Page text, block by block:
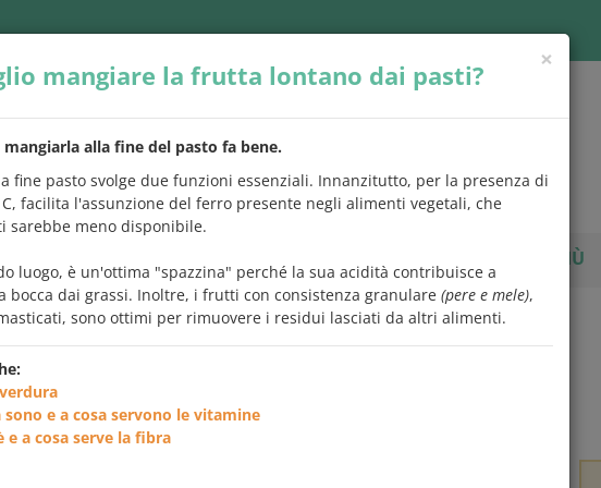
PER SAPERNE DI PIÙ
le domande c'è quella che ti interessa
motore di ricerca. Ma se vuoi, puoi anche leggerle tutte.
×
mangiare la frutta lontano dai pasti?
mangiarla alla fine del pasto fa bene.
fine pasto svolge due funzioni essenziali. Innanzitutto, per la presenza di
facilita l'assunzione del ferro presente negli alimenti vegetali, che
sarebbe meno disponibile.
luogo, è un'ottima "spazzina" perché la sua acidità contribuisce a
bocca dai grassi. Inoltre, i frutti con consistenza granulare (pere e mele),
sono ottimi per rimuovere i residui lasciati da altri alimenti.
sono e a cosa servono le vitamine
e a cosa serve la fibra